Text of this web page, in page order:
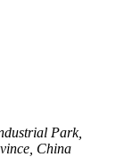
Park,
China